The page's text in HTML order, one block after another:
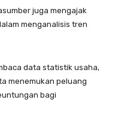
juga mengajak
menganalisis tren
data statistik usaha,
menemukan peluang
bagi